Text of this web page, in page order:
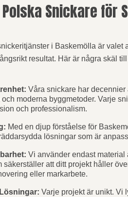
Snickare för
i Baskemölla är valet
resultat. Här är några skäl
Våra snickare har
moderna byggmetoder. Varje
och professionalism.
Med en djup förståelse för
lösningar som är
Vi använder endast
säkerställer att ditt projekt håller
eller markarbete.
Varje projekt är unikt. Vi